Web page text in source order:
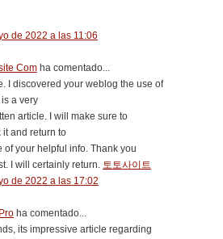
de 2022 a las 11:06
Com ha comentado...
I discovered your weblog the use of
a very
article. I will make sure to
it and return to
of your helpful info. Thank you
I will certainly return. 토토사이트
de 2022 a las 17:02
ha comentado...
its impressive article regarding